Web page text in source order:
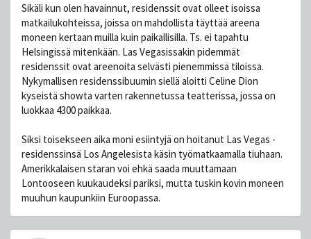
Sikäli kun olen havainnut, residenssit ovat olleet isoissa
matkailukohteissa, joissa on mahdollista täyttää areena
moneen kertaan muilla kuin paikallisilla. Ts. ei tapahtu
Helsingissä mitenkään. Las Vegasissakin pidemmät
residenssit ovat areenoita selvästi pienemmissä tiloissa.
Nykymallisen residenssibuumin siellä aloitti Celine Dion
kyseistä showta varten rakennetussa teatterissa, jossa on
luokkaa 4300 paikkaa.
Siksi toisekseen aika moni esiintyjä on hoitanut Las Vegas -
residenssinsä Los Angelesista käsin työmatkaamalla tiuhaan.
Amerikkalaisen staran voi ehkä saada muuttamaan
Lontooseen kuukaudeksi pariksi, mutta tuskin kovin moneen
muuhun kaupunkiin Euroopassa.